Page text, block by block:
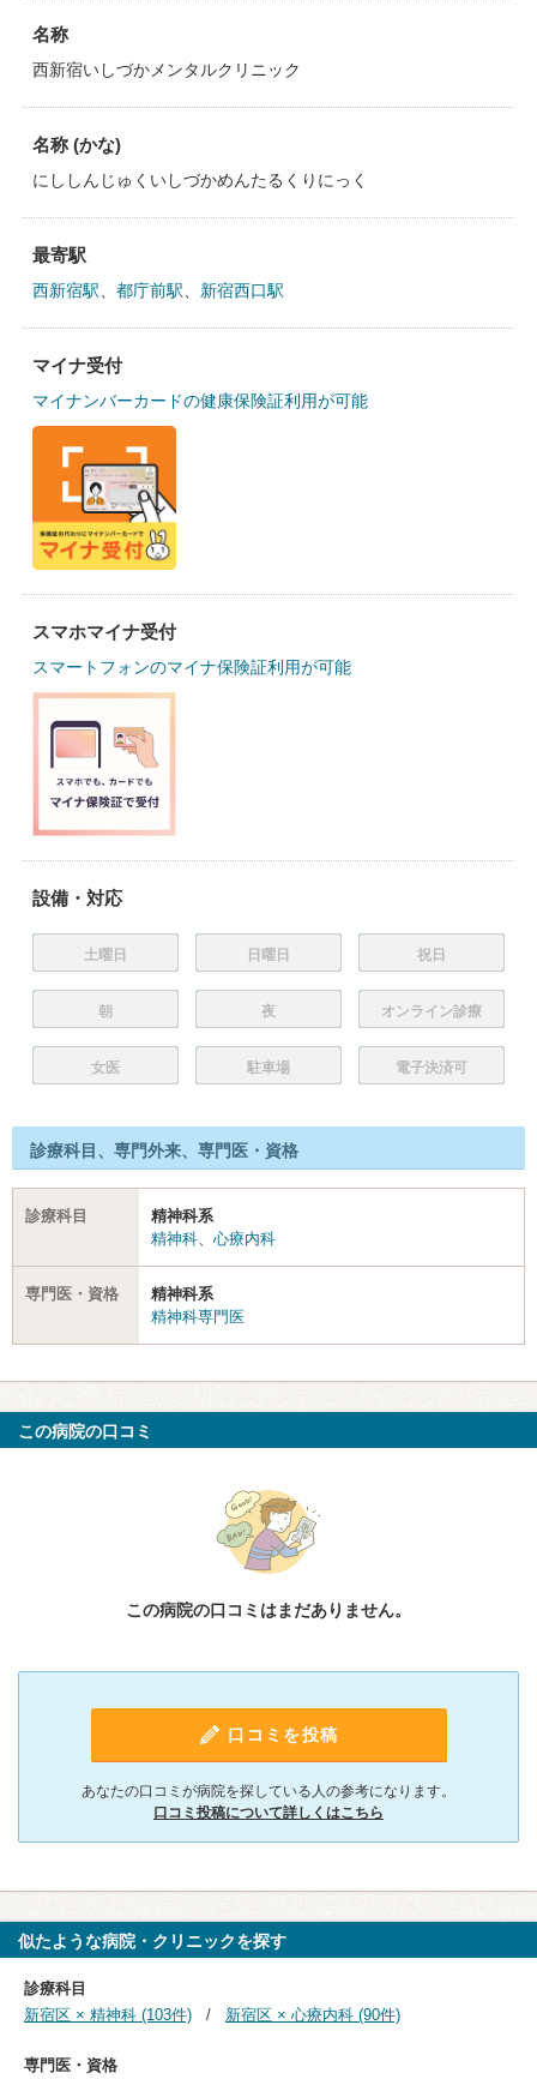
名称
西新宿いしづかメンタルクリニック
名称 (かな)
にししんじゅくいしづかめんたるくりにっく
最寄駅
西新宿駅 都庁前駅 新宿西口駅
マイナ受付
マイナンバーカードの健康保険証利用が可能
スマホマイナ受付
スマートフォンのマイナ保険証利用が可能
設備・対応
土曜日 日曜日 祝日
朝 夜 オンライン診療
女医 駐車場 電子決済可
診療科目、専門外来、専門医・資格
診療科目
精神科系
精神科
心療内科
専門医・資格
精神科系
精神科専門医
この病院の口コミ
この病院の口コミはまだありません。
口コミを投稿
あなたの口コミが病院を探している人の参考になります。
口コミ投稿について詳しくはこちら
似たような病院・クリニックを探す
診療科目
新宿区 × 精神科 (103件)
新宿区 × 心療内科 (90件)
専門医・資格